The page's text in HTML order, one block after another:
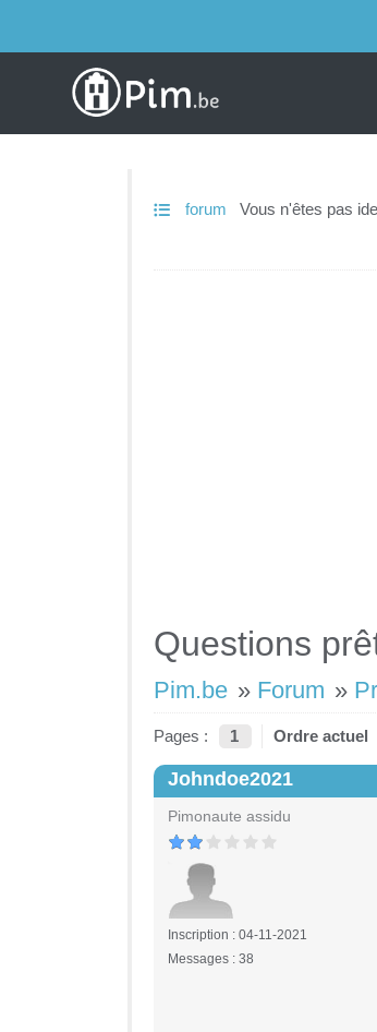
forum Vous n'êtes pas
Questions
Pim.be » Forum »
Pages : 1 Ordre actuel
Johndoe2021
Pimonaute assidu
Inscription : 04-11-2021
Messages : 38